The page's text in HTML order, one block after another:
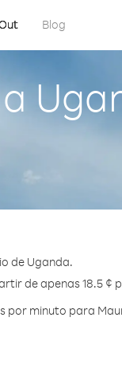
Blog
de Uganda.
de apenas 18.5 ¢
por minuto para